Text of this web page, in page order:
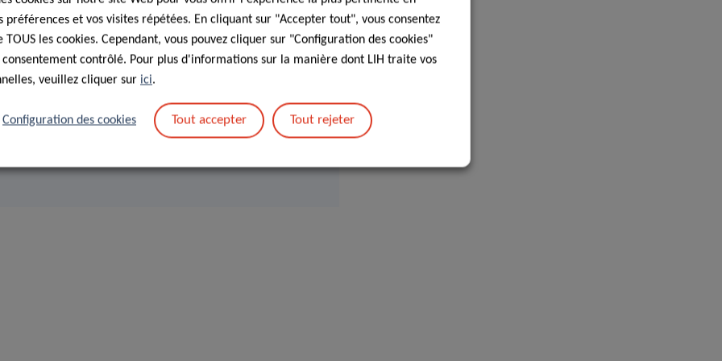
All at once: The
in Shaping Health
préférences et vos visites répétées. En cliquant sur "Accepter tout", vous consentez
les cookies. Cependant, vous pouvez cliquer sur "Configuration des cookies"
contrôlé. Pour plus d'informations sur la manière dont LIH traite vos
veuillez cliquer sur ici.
Configuration des cookies Tout accepter Tout rejeter